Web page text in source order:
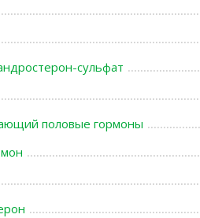
сульфат
половые гормоны